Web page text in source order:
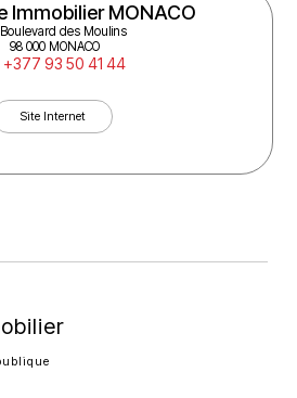
Immobilier MONACO
des Moulins
98 000 MONACO
+377 93 50 41 44
Site Internet